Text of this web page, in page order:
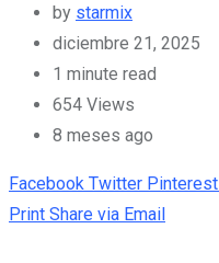
by starmix
diciembre 21, 2025
1 minute read
654 Views
8 meses ago
Facebook Twitter Pinterest
Print Share via Email